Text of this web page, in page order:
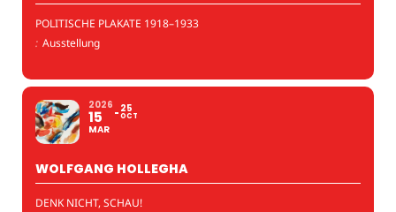
POLITISCHE PLAKATE 1918–1933
: Ausstellung
2026
15
MAR
25
OCT
WOLFGANG HOLLEGHA
DENK NICHT, SCHAU!